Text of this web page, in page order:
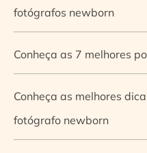
fotógrafos newborn
Conheça as 7 melhores
Conheça as melhores
fotógrafo newborn